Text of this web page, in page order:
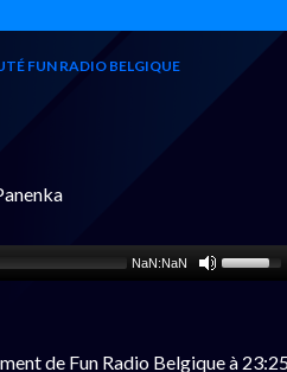
FUN RADIO BELGIQUE
NaN:NaN
de Fun Radio Belgique à